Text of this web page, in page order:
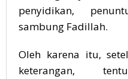
penyidikan,
sambung Fadillah.
Oleh karena itu,
keterangan,